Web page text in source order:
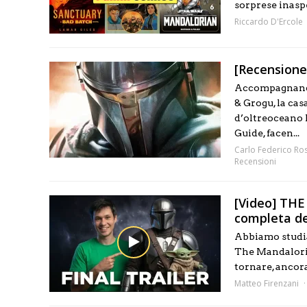
sorprese
Riccardo D'Ercole
& Grogu, la
d’oltreoceano
Guide, facen...
Carlo Federico
Recensioni
[Video]
completa
Abbiamo
The
tornare,
Matteo Firenzani